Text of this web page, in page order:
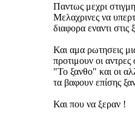
Παντως μεχρι
Μελαχρινες να
διαφορα εναντι στις
Και αμα ρωτησεις
προτιμουν οι
"Το ξανθο" και οι
τα βαφουν επίσης
Και που να ξεραν !